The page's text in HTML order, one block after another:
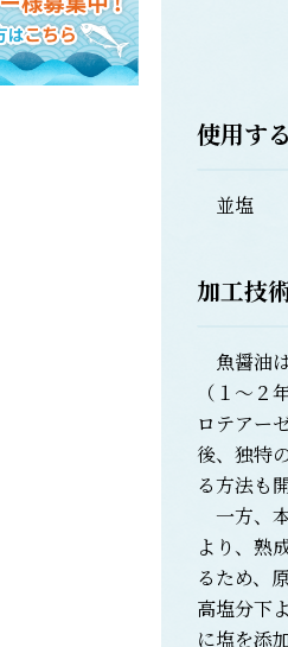
使用す
並塩
加工技
魚醤油
（１～
ロテアー
後、独特
る方法も
一方、
より、熟
るため、
高塩分下
に塩を添